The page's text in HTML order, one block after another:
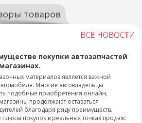
товаров
ВСЕ НОВОСТИ
покупки автозапчастей
материалов является важной
Многие автовладельцы
подобные приобретения онлайн,
продолжают оставаться
благодаря ряду преимуществ.
покупок в реальных точках продаж: